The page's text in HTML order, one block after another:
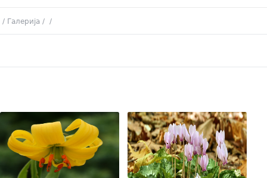
/ Галерија / /